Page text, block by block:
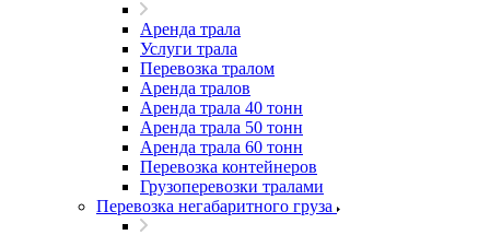
Аренда трала
Услуги трала
Перевозка тралом
Аренда тралов
Аренда трала 40 тонн
Аренда трала 50 тонн
Аренда трала 60 тонн
Перевозка контейнеров
Грузоперевозки тралами
Перевозка негабаритного груза